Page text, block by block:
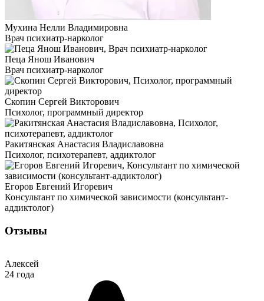
Мухина Нелли Владимировна
Врач психиатр-нарколог
Пеца Янош Иванович
Врач психиатр-нарколог
Скопин Сергей Викторович
Психолог, программный директор
Ракитянская Анастасия Владиславовна
Психолог, психотерапевт, аддиктолог
Егоров Евгений Игоревич
Консультант по химической зависимости (консультант-
аддиктолог)
Отзывы
Алексей
24 года